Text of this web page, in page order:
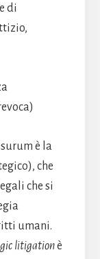
di
è la
che
che si
umani.
litigationè